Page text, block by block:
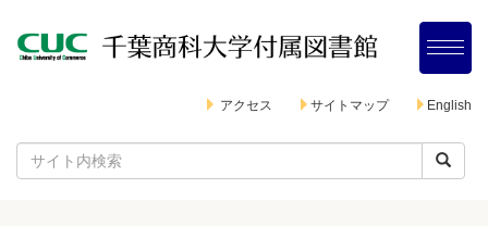
アクセス サイトマップ English